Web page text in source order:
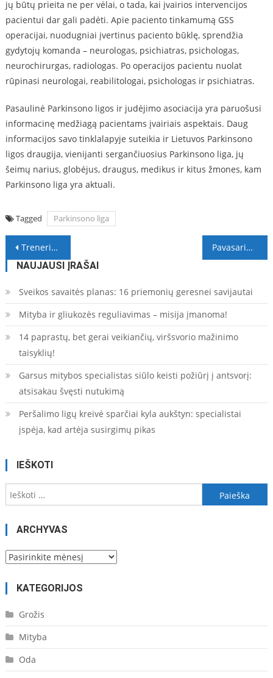
jų būtų prieita ne per vėlai, o tada, kai įvairios intervencijos
pacientui dar gali padėti. Apie paciento tinkamumą GSS
operacijai, nuodugniai įvertinus paciento būklę, sprendžia
gydytojų komanda – neurologas, psichiatras, psichologas,
neurochirurgas, radiologas. Po operacijos pacientu nuolat
rūpinasi neurologai, reabilitologai, psichologas ir psichiatras.
Pasaulinė Parkinsono ligos ir judėjimo asociacija yra paruošusi
informacinę medžiagą pacientams įvairiais aspektais. Daug
informacijos savo tinklalapyje suteikia ir Lietuvos Parkinsono
ligos draugija, vienijanti sergančiuosius Parkinsono liga, jų
šeimų narius, globėjus, draugus, medikus ir kitus žmones, kam
Parkinsono liga yra aktuali.
Tagged Parkinsono liga
Navigacija
tarp
įrašų
Trenerio patarimai, kaip pagerinti savo bėgimo rezultatus nesukeliant organizmui šoko
Pavasarinį nuovargį jaučia vis jaunesni: specialistės patarė, kada užteks kreiptis į vaistininką, o kada teks ieškoti psichologo
NAUJAUSI ĮRAŠAI
Sveikos savaitės planas: 16 priemonių geresnei savijautai
Mityba ir gliukozės reguliavimas – misija įmanoma!
14 paprastų, bet gerai veikiančių, viršsvorio mažinimo
taisyklių!
Garsus mitybos specialistas siūlo keisti požiūrį į antsvorį:
atsisakau švęsti nutukimą
Peršalimo ligų kreivė sparčiai kyla aukštyn: specialistai
įspėja, kad artėja susirgimų pikas
IEŠKOTI
Ieškoti:
ARCHYVAS
Archyvas
KATEGORIJOS
Grožis
Mityba
Oda